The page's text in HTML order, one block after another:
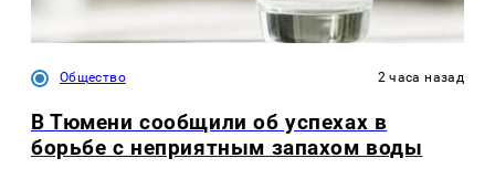
Общество 2 часа назад
В Тюмени сообщили об успехах в
борьбе с неприятным запахом воды